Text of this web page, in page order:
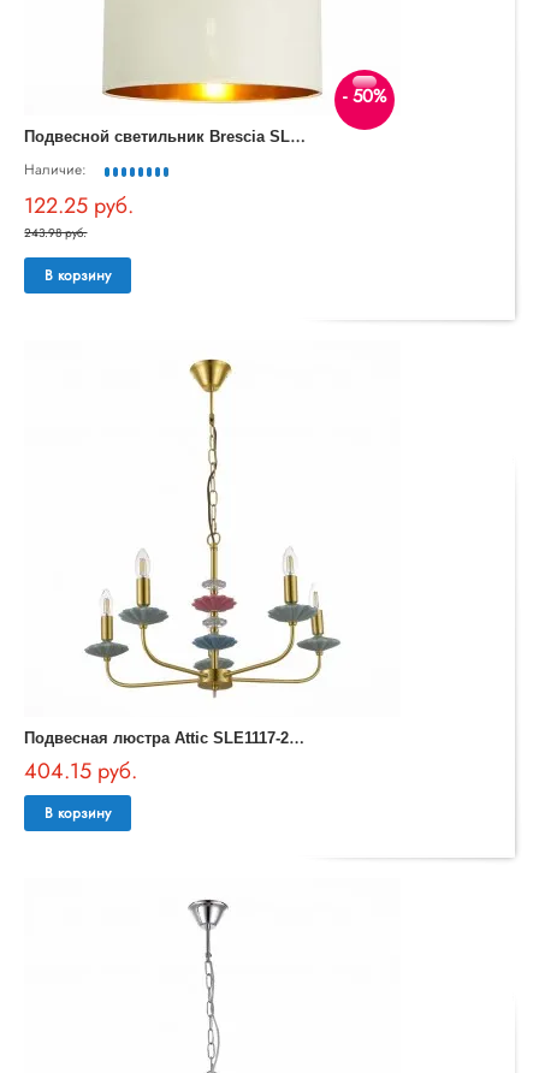
- 50%
П
одвесной светильник Brescia SLE300553-01
Наличие:
122.25 руб.
243.98 руб.
В корзину
П
одвесная люстра Attic SLE1117-203-05
404.15 руб.
В корзину